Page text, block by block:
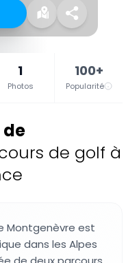
1
Photos
100+
Popularité
de golf à
Montgenèvre est
dans les Alpes